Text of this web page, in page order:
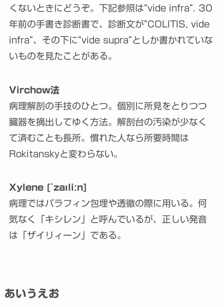
くないときにどうぞ。下記参照は”vide infra”. 30
年前の手書き診断書で、診断文が”COLITIS, vide
infra”、その下に”vide supra”としか書かれていな
いものを見たことがある。
Virchow法
病理解剖の手技のひとつ。個別に所見をとりつつ
臓器を摘出してゆく方法。解剖台の汚染が少なく
て済むことも長所。慣れた人なら所要時間は
Rokitanskyと変わらない。
Xylene [ˈzaɪliːn]
病理ではパラフィン包埋や透徹の際に用いる。何
気なく「キシレン」と呼んでいるが、正しい発音
は「ザイリィーン」である。
あいうえお